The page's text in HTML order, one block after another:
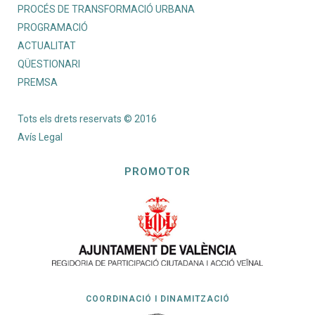
PROCÉS DE TRANSFORMACIÓ URBANA
PROGRAMACIÓ
ACTUALITAT
QÜESTIONARI
PREMSA
Tots els drets reservats © 2016
Avís Legal
PROMOTOR
COORDINACIÓ I DINAMITZACIÓ